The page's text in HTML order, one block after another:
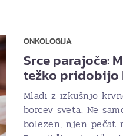
ONKOLOGIJA
Srce parajoče:
težko pridobijo
Mladi z izkušnjo
borcev sveta. Ne
bolezen, njen pečat